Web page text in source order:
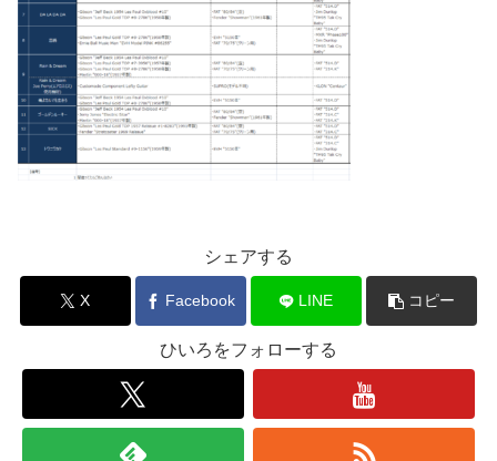
シェアする
X Facebook LINE コピー
ひいろをフォローする